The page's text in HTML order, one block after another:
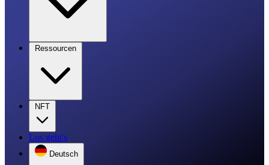
Ressourcen
NFT
Los geht's
Deutsch